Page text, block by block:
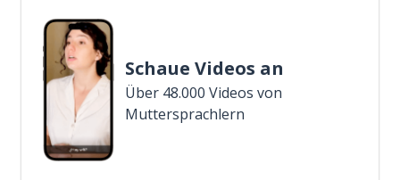
Schaue Videos an
Über 48.000 Videos von
Muttersprachlern